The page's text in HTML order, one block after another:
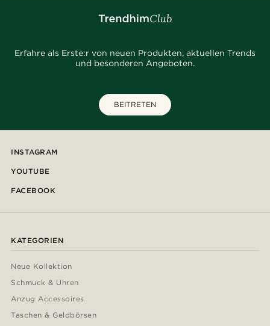
Erfahre als Erste:r von neuen Produkten, aktuellen Trends
und besonderen Angeboten.
BEITRETEN
INSTAGRAM
YOUTUBE
FACEBOOK
KATEGORIEN
Neue Kollektion
Schmuck & Uhren
Anzug Accessoires
Taschen & Geldbörsen